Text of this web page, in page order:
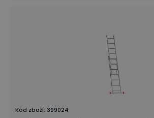
Kód zboží: 399024